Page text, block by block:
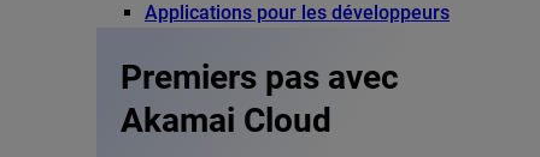
Applications pour les développeurs
Premiers pas avec
Akamai Cloud